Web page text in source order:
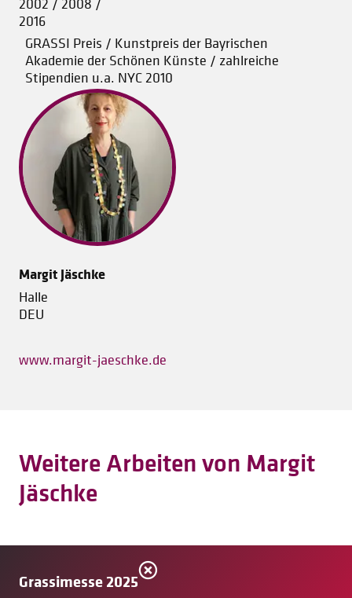
2016
GRASSI Preis / Kunstpreis der Bayrischen
Akademie der Schönen Künste / zahlreiche
Stipendien u.a. NYC 2010
Margit Jäschke
Halle
DEU
www.margit-jaeschke.de
Weitere Arbeiten von Margit
Jäschke
Grassimesse 2025